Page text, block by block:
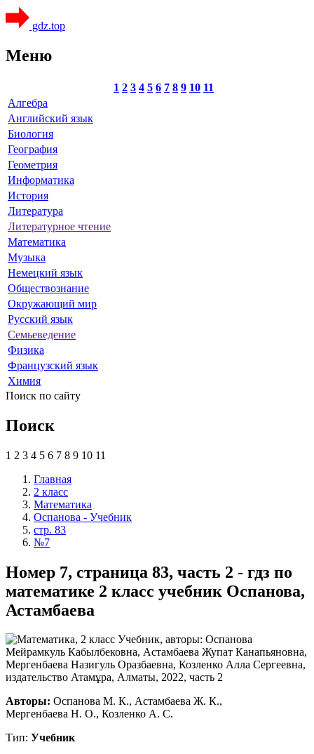
gdz.top
Меню
1 2 3 4 5 6 7 8 9 10 11
Алгебра
Английский язык
Биология
География
Геометрия
Информатика
История
Литература
Литературное чтение
Математика
Музыка
Немецкий язык
Обществознание
Окружающий мир
Русский язык
Семьеведение
Физика
Французский язык
Химия
Поиск по сайту
Поиск
1 2 3 4 5 6 7 8 9 10 11
Главная
2 класс
Математика
Оспанова - Учебник
стр. 83
№7
Номер 7, страница 83, часть 2 - гдз по
математике 2 класс учебник Оспанова,
Астамбаева
Авторы: Оспанова М. К., Астамбаева Ж. К.,
Мергенбаева Н. О., Козленко А. С.
Тип: Учебник